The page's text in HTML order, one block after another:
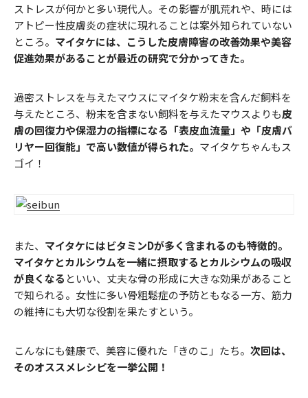
ストレスが何かと多い現代人。その影響が肌荒れや、時には
アトピー性皮膚炎の症状に現れることは案外知られていない
ところ。 マイタケには、こうした皮膚障害の改善効果や美容
促進効果があることが最近の研究で分かってきた。
過密ストレスを与えたマウスにマイタケ粉末を含んだ飼料を
与えたところ、粉末を含まない飼料を与えたマウスよりも皮
膚の回復力や保湿力の指標になる「表皮血流量」や「皮膚バ
リヤー回復能」で高い数値が得られた。 マイタケちゃんもス
ゴイ！
また、 マイタケにはビタミンDが多く含まれるのも特徴的。
マイタケとカルシウムを一緒に摂取するとカルシウムの吸収
が良くなる といい、丈夫な骨の形成に大きな効果があること
で知られる。女性に多い骨粗鬆症の予防ともなる一方、筋力
の維持にも大切な役割を果たすという。
こんなにも健康で、美容に優れた「きのこ」たち。 次回は、
そのオススメレシピを一挙公開！